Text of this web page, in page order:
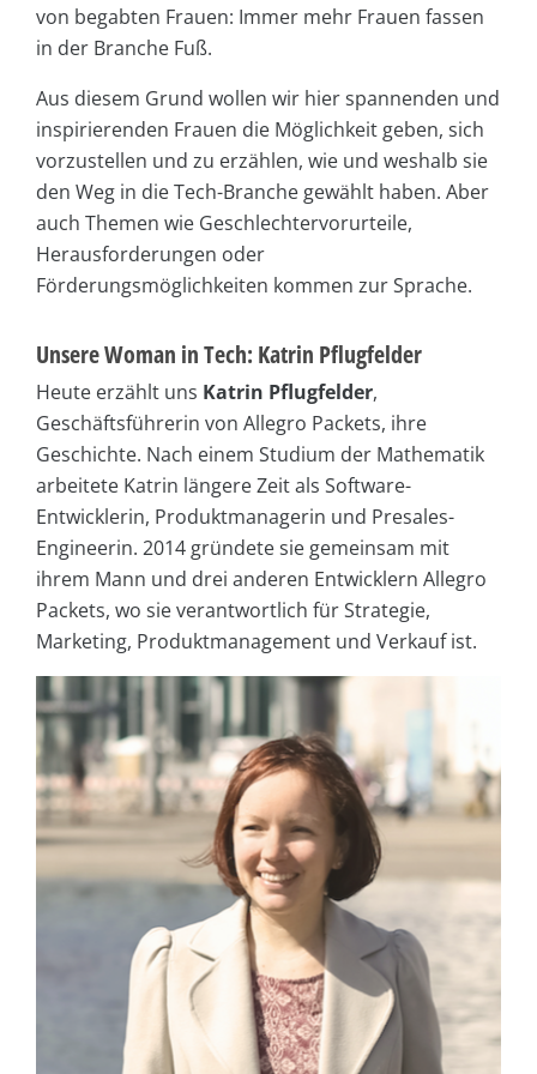
von begabten Frauen: Immer mehr Frauen fassen
in der Branche Fuß.
Aus diesem Grund wollen wir hier spannenden und
inspirierenden Frauen die Möglichkeit geben, sich
vorzustellen und zu erzählen, wie und weshalb sie
den Weg in die Tech-Branche gewählt haben. Aber
auch Themen wie Geschlechtervorurteile,
Herausforderungen oder
Förderungsmöglichkeiten kommen zur Sprache.
Unsere Woman in Tech: Katrin Pflugfelder
Heute erzählt uns Katrin Pflugfelder,
Geschäftsführerin von Allegro Packets, ihre
Geschichte. Nach einem Studium der Mathematik
arbeitete Katrin längere Zeit als Software-
Entwicklerin, Produktmanagerin und Presales-
Engineerin. 2014 gründete sie gemeinsam mit
ihrem Mann und drei anderen Entwicklern Allegro
Packets, wo sie verantwortlich für Strategie,
Marketing, Produktmanagement und Verkauf ist.